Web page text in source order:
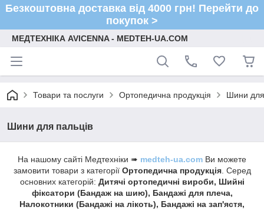
Безкоштовна доставка від 4000 грн! Перейти до
покупок >
МЕДТЕХНІКА AVICENNA - MEDTEH-UA.COM
Товари та послуги Ортопедична продукція Шини для
Шини для пальців
На нашому сайті Медтехніки ➠ medteh-ua.com Ви можете
замовити товари з категорії Ортопедична продукція. Серед
основних категорій: Дитячі ортопедичні вироби, Шийні
фіксатори (Бандаж на шию), Бандажі для плеча,
Налокотники (Бандажі на лікоть), Бандажі на зап'ястя,